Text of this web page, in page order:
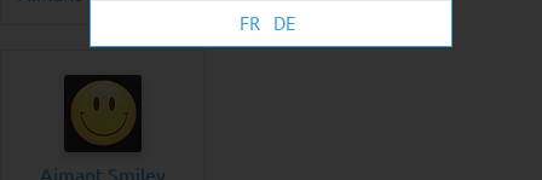
FR DE
francs
Aimant Smiley